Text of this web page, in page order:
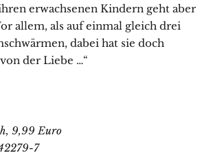
erwachsenen Kindern geht aber
allem, als auf einmal gleich drei
dabei hat sie doch
der Liebe …“
9,99 Euro
7